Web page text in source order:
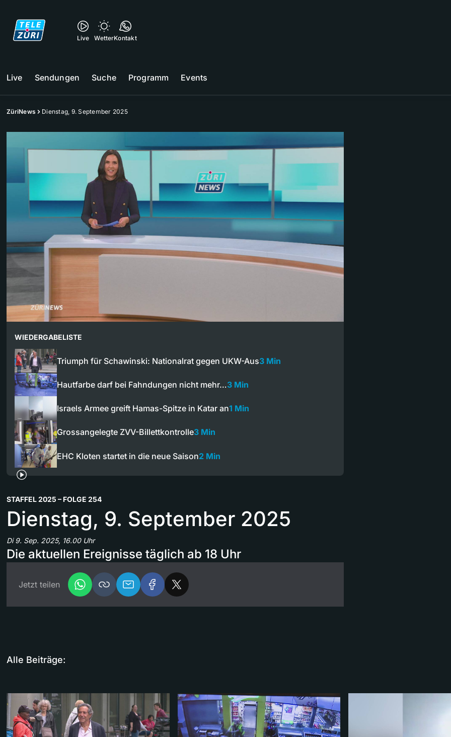
Live WetterKontakt
Live Sendungen Suche Programm Events
ZüriNews Dienstag, 9. September 2025
WIEDERGABELISTE
Triumph für Schawinski: Nationalrat gegen UKW-Aus3 Min
Hautfarbe darf bei Fahndungen nicht mehr…3 Min
Israels Armee greift Hamas-Spitze in Katar an1 Min
Grossangelegte ZVV-Billettkontrolle3 Min
EHC Kloten startet in die neue Saison2 Min
STAFFEL 2025 – FOLGE 254
Dienstag, 9. September 2025
Di 9. Sep. 2025, 16.00 Uhr
Die aktuellen Ereignisse täglich ab 18 Uhr
Jetzt teilen
Alle Beiträge: